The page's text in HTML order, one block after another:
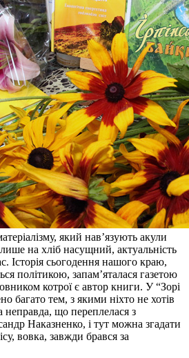
який нав’язують акули
на хліб насущний, актуальність
Історія сьогодення нашого краю,
політикою, запам’яталася газетою
котрої є автор книги. У “Зорі
багато тем, з якими ніхто не хотів
неправда, що переплелася з
Наказненко, і тут можна згадати
вовка, завжди брався за